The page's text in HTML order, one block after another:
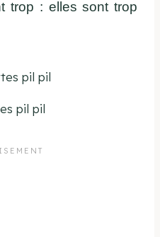
trop : elles sont trop
pil pil